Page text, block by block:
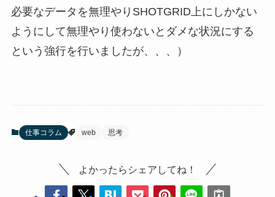
必要なデータを無理やりSHOTGRID上にしかない
ようにして無理やり使わないとダメな状況にする
という強行を行いましたが、、、）
仕事コラム web 思考
よかったらシェアしてね！